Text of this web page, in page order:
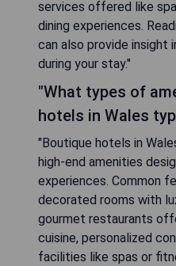
services offered like
dining experiences.
can also provide insight
during your stay."
"What types of
hotels in Wales
"Boutique hotels in
high-end amenities
experiences. Common
decorated rooms with
gourmet restaurants
cuisine, personalized
facilities like spas or